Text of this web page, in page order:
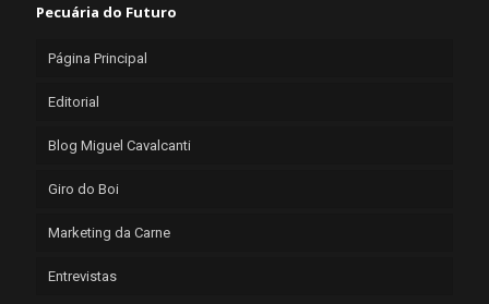
Pecuária do Futuro
Página Principal
Editorial
Blog Miguel Cavalcanti
Giro do Boi
Marketing da Carne
Entrevistas